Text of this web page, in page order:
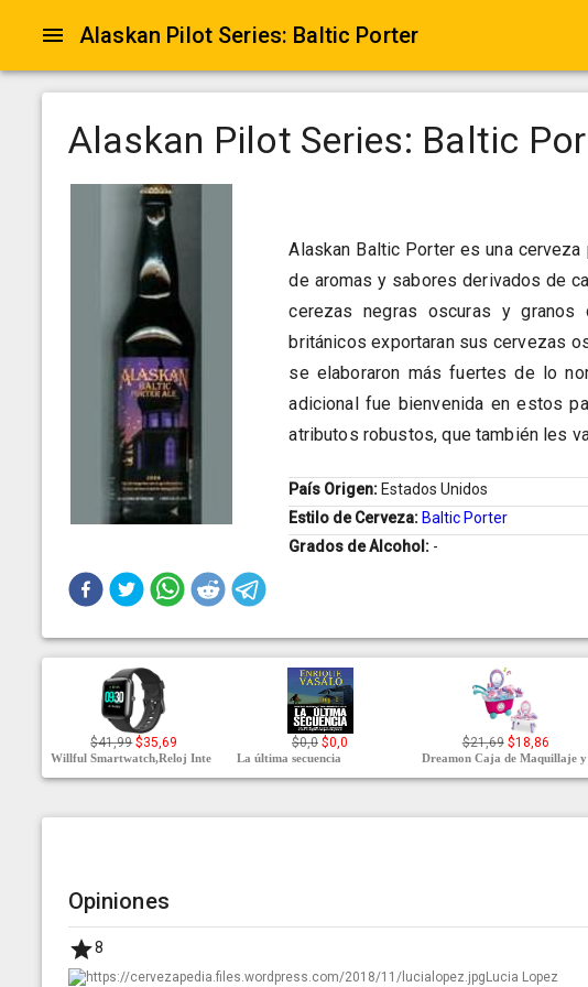
Alaskan Pilot Series: Baltic Porter
Alaskan Pilot Series: Baltic
Alaskan Baltic Porter es una
de aromas y sabores derivados de
cerezas negras oscuras y
británicos exportaran sus cervezas
se elaboraron más fuertes de lo
adicional fue bienvenida en estos
atributos robustos, que también les
País Origen: Estados Unidos
Estilo de Cerveza: Baltic Porter
Grados de Alcohol: -
$41,99 $35,69
Willful Smartwatch,Reloj Inte
$0,0 $0,0
La última secuencia
$21,69 $18,86
Dreamon Caja de Maquillaje y
Opiniones
8
Lucia Lopez